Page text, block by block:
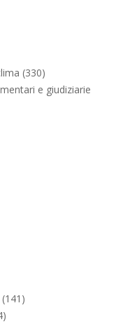
(330)
e giudiziarie
(141)